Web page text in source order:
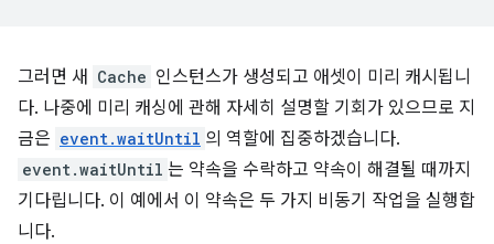
그러면 새 Cache 인스턴스가 생성되고 애셋이 미리 캐시됩니
다. 나중에 미리 캐싱에 관해 자세히 설명할 기회가 있으므로 지
금은 event.waitUntil 의 역할에 집중하겠습니다.
event.waitUntil 는 약속을 수락하고 약속이 해결될 때까지
기다립니다. 이 예에서 이 약속은 두 가지 비동기 작업을 실행합
니다.